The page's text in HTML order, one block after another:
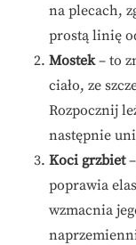
na plecach,
prostą linię
Mostek– to
ciało, ze
Rozpocznij
następnie
Koci grzbiet
poprawia
wzmacnia